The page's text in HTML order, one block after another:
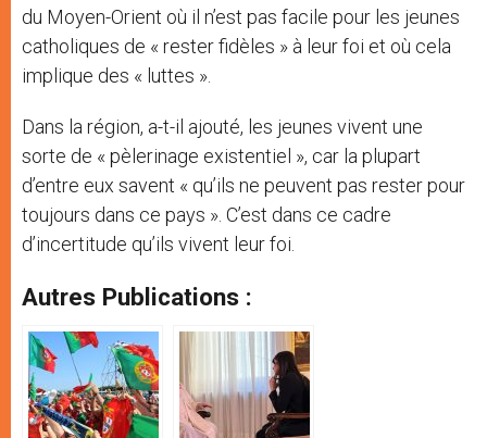
du Moyen-Orient où il n’est pas facile pour les jeunes
catholiques de « rester fidèles » à leur foi et où cela
implique des « luttes ».
Dans la région, a-t-il ajouté, les jeunes vivent une
sorte de « pèlerinage existentiel », car la plupart
d’entre eux savent « qu’ils ne peuvent pas rester pour
toujours dans ce pays ». C’est dans ce cadre
d’incertitude qu’ils vivent leur foi.
Autres Publications :